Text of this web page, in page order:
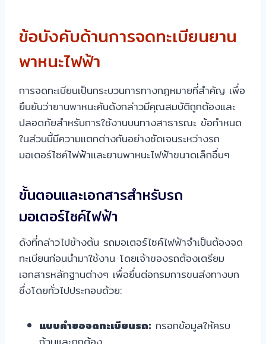
ข้อบังคับด้านการจดทะเบียนยาน
พาหนะไฟฟ้า
การจดทะเบียนเป็นกระบวนการทางกฎหมายที่สำคัญ เพื่อ
ยืนยันว่ายานพาหนะคันดังกล่าวมีคุณสมบัติถูกต้องและ
ปลอดภัยสำหรับการใช้งานบนทางสาธารณะ ข้อกำหนด
ในส่วนนี้มีความแตกต่างกันอย่างชัดเจนระหว่างรถ
มอเตอร์ไซค์ไฟฟ้าและยานพาหนะไฟฟ้าขนาดเล็กอื่นๆ
ขั้นตอนและเอกสารสำหรับรถ
มอเตอร์ไซค์ไฟฟ้า
ดังที่กล่าวไปข้างต้น รถมอเตอร์ไซค์ไฟฟ้าจำเป็นต้องจด
ทะเบียนก่อนนำมาใช้งาน โดยเจ้าของรถต้องเตรียม
เอกสารหลักฐานต่างๆ เพื่อยื่นต่อกรมการขนส่งทางบก
ซึ่งโดยทั่วไปประกอบด้วย:
แบบคำขอจดทะเบียนรถ: กรอกข้อมูลให้ครบ